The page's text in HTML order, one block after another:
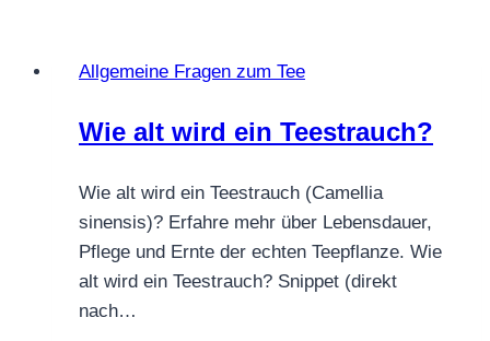
Allgemeine Fragen zum Tee
Wie alt wird ein Teestrauch?
Wie alt wird ein Teestrauch (Camellia
sinensis)? Erfahre mehr über Lebensdauer,
Pflege und Ernte der echten Teepflanze. Wie
alt wird ein Teestrauch? Snippet (direkt
nach…